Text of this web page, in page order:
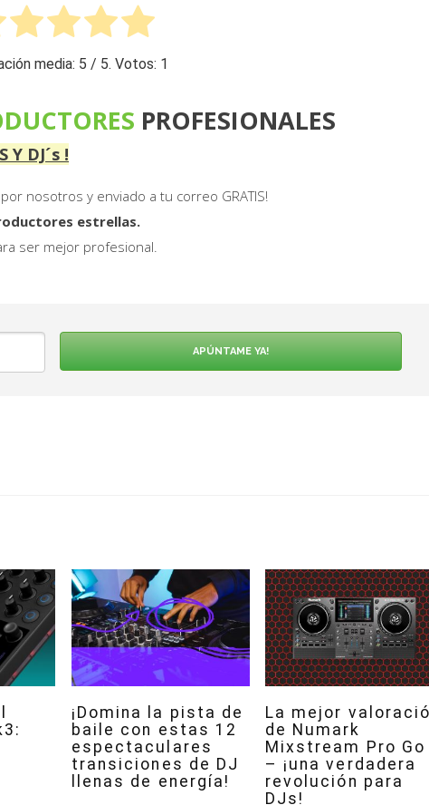
media: 5 / 5. Votos: 1
DUCTORES PROFESIONALES
Y DJ´s !
nosotros y enviado a tu correo GRATIS!
estrellas.
ser mejor profesional.
APÚNTAME YA!
¡Domina la pista de
baile con estas 12
espectaculares
transiciones de DJ
llenas de energía!
La mejor
de Numark
Mixstream Pro Go
– ¡una verdadera
revolución para
DJs!